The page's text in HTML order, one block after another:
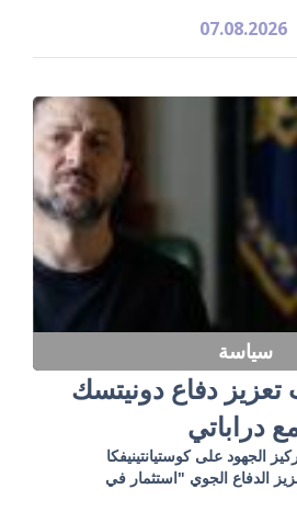
07.08.2026
سياسة
دفاع دونيتسك
دراباتي
الجهود على كوستيانتينيفكا
الدفاع الجوي "استثمار في